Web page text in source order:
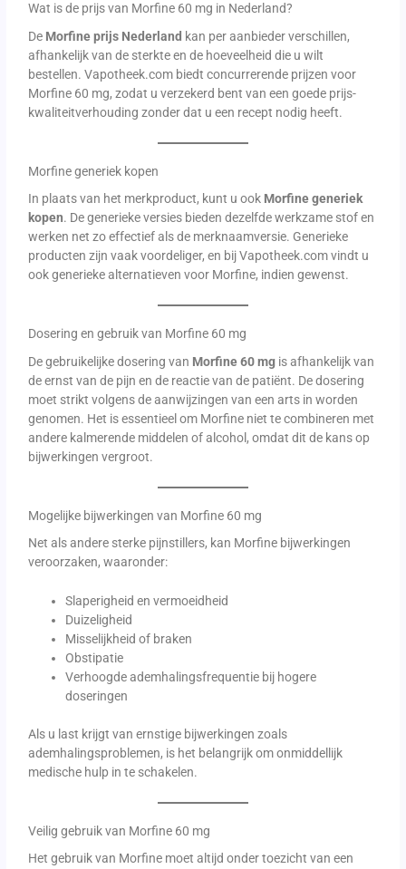
Wat is de prijs van Morfine 60 mg in Nederland?
De Morfine prijs Nederland kan per aanbieder verschillen,
afhankelijk van de sterkte en de hoeveelheid die u wilt
bestellen. Vapotheek.com biedt concurrerende prijzen voor
Morfine 60 mg, zodat u verzekerd bent van een goede prijs-
kwaliteitverhouding zonder dat u een recept nodig heeft.
Morfine generiek kopen
In plaats van het merkproduct, kunt u ook Morfine generiek
kopen. De generieke versies bieden dezelfde werkzame stof en
werken net zo effectief als de merknaamversie. Generieke
producten zijn vaak voordeliger, en bij Vapotheek.com vindt u
ook generieke alternatieven voor Morfine, indien gewenst.
Dosering en gebruik van Morfine 60 mg
De gebruikelijke dosering van Morfine 60 mg is afhankelijk van
de ernst van de pijn en de reactie van de patiënt. De dosering
moet strikt volgens de aanwijzingen van een arts in worden
genomen. Het is essentieel om Morfine niet te combineren met
andere kalmerende middelen of alcohol, omdat dit de kans op
bijwerkingen vergroot.
Mogelijke bijwerkingen van Morfine 60 mg
Net als andere sterke pijnstillers, kan Morfine bijwerkingen
veroorzaken, waaronder:
Slaperigheid en vermoeidheid
Duizeligheid
Misselijkheid of braken
Obstipatie
Verhoogde ademhalingsfrequentie bij hogere
doseringen
Als u last krijgt van ernstige bijwerkingen zoals
ademhalingsproblemen, is het belangrijk om onmiddellijk
medische hulp in te schakelen.
Veilig gebruik van Morfine 60 mg
Het gebruik van Morfine moet altijd onder toezicht van een